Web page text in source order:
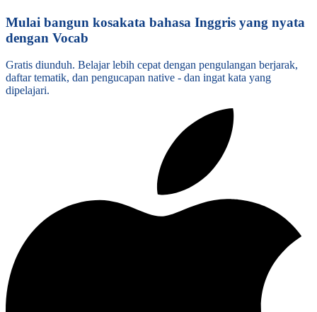
Mulai bangun kosakata bahasa Inggris yang nyata
dengan Vocab
Gratis diunduh. Belajar lebih cepat dengan pengulangan berjarak,
daftar tematik, dan pengucapan native - dan ingat kata yang
dipelajari.